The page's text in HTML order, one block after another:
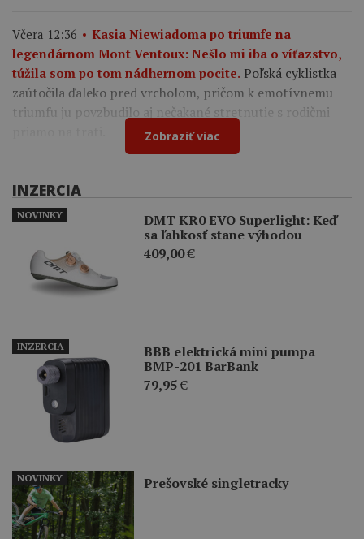
Včera 12:36
Kasia Niewiadoma po triumfe na
legendárnom Mont Ventoux: Nešlo mi iba o víťazstvo,
túžila som po tom nádhernom pocite. Poľská cyklistka
zaútočila ďaleko pred vrcholom, pričom k emotívnemu
triumfu ju povzbudilo aj nečakané stretnutie s rodičmi
Zobraziť viac
INZERCIA
DMT KR0 EVO Superlight: Keď
sa ľahkosť stane výhodou
409,00€
NOVINKY
BBB elektrická mini pumpa
BMP-201 BarBank
79,95€
INZERCIA
Prešovské singletracky
NOVINKY